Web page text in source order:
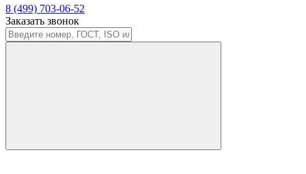
8 (499) 703-06-52
Заказать звонок